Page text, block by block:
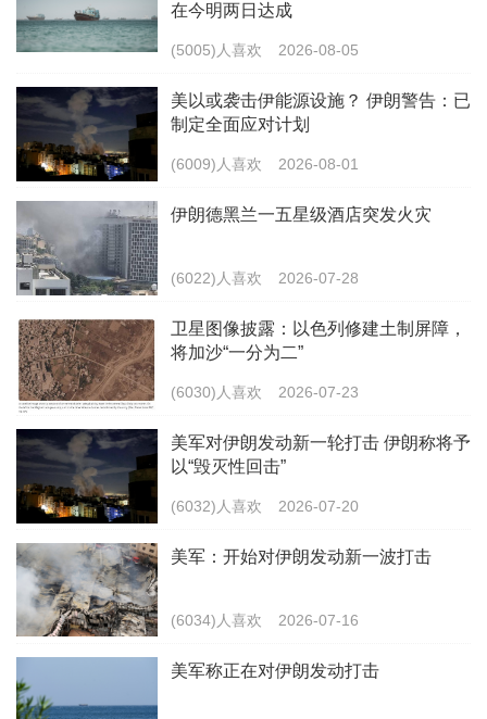
在今明两日达成
(5005)人喜欢 2026-08-05
美以或袭击伊能源设施？ 伊朗警告：已
制定全面应对计划
(6009)人喜欢 2026-08-01
伊朗德黑兰一五星级酒店突发火灾
(6022)人喜欢 2026-07-28
卫星图像披露：以色列修建土制屏障，
将加沙“一分为二”
(6030)人喜欢 2026-07-23
美军对伊朗发动新一轮打击 伊朗称将予
以“毁灭性回击”
(6032)人喜欢 2026-07-20
美军：开始对伊朗发动新一波打击
(6034)人喜欢 2026-07-16
美军称正在对伊朗发动打击